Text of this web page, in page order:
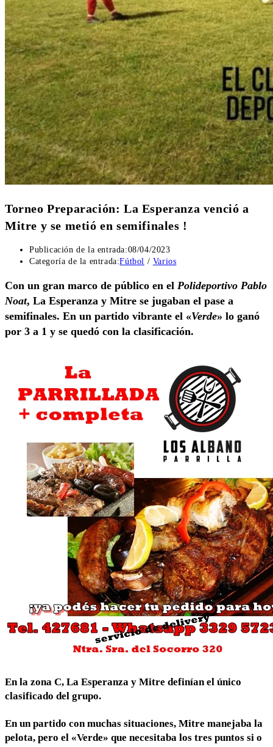
Torneo Preparación: La Esperanza venció a
Mitre y se metió en semifinales !
Publicación de la entrada:08/04/2023
Categoría de la entrada:Fútbol / Varios
Con un gran marco de público en el Polideportivo Pablo
Noat, La Esperanza y Mitre se jugaban el pase a
semifinales. En un partido vibrante el «Verde» lo ganó
por 3 a 1 y se quedó con la clasificación.
En la zona C, La Esperanza y Mitre definían el único
clasificado del grupo.
En un partido con muchas situaciones, Mitre manejaba la
pelota, pero el «Verde» que necesitaba los tres puntos si o